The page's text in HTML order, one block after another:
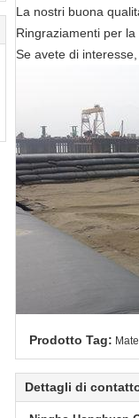
La nostri buona
Ringraziamenti per
Se avete di
Prodotto Tag:
Dettagli di